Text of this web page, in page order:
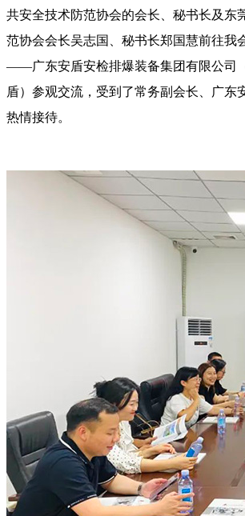
共安全技术防范协会的会长、秘书长及东
范协会会长吴志国、秘书长郑国慧前往我
——广东安盾安检排爆装备集团有限公司
盾）参观交流，受到了常务副会长、广东
热情接待。